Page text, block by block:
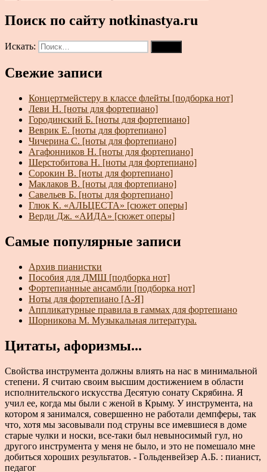
Поиск по сайту notkinastya.ru
Искать:
Свежие записи
Концертмейстеру в классе флейты [подборка нот]
Леви Н. [ноты для фортепиано]
Городинский Б. [ноты для фортепиано]
Веврик Е. [ноты для фортепиано]
Чичерина С. [ноты для фортепиано]
Агафонников Н. [ноты для фортепиано]
Шерстобитова Н. [ноты для фортепиано]
Сорокин В. [ноты для фортепиано]
Маклаков В. [ноты для фортепиано]
Савельев Б. [ноты для фортепиано]
Глюк К. «АЛЬЦЕСТА» [сюжет оперы]
Верди Дж. «АИДА» [сюжет оперы]
Самые популярные записи
Архив пианистки
Пособия для ДМШ [подборка нот]
Фортепианные ансамбли [подборка нот]
Ноты для фортепиано [А-Я]
Аппликатурные правила в гаммах для фортепиано
Шорникова М. Музыкальная литература.
Цитаты, афоризмы...
Свойства инструмента должны влиять на нас в минимальной
степени. Я считаю своим высшим достижением в области
исполнительского искусства Десятую сонату Скрябина. Я
учил ее, когда мы были с женой в Крыму. У инструмента, на
котором я занимался, совершенно не работали демпферы, так
что, хотя мы засовывали под струны все имевшиеся в доме
старые чулки и носки, все-таки был невыносимый гул, но
другого инструмента у меня не было, и это не помешало мне
добиться хороших результатов. - Гольденвейзер А.Б. : пианист,
педагог